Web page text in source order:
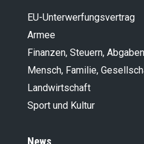
EU-Unterwerfungsvertrag
Armee
Finanzen, Steuern, Abgaben
Mensch, Familie,
Landwirt­schaft
Sport und Kultur
News